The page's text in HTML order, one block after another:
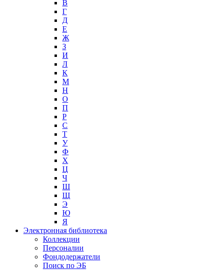
В
Г
Д
Е
Ж
З
И
Л
К
М
Н
О
П
Р
С
Т
У
Ф
Х
Ц
Ч
Ш
Щ
Э
Ю
Я
Электронная библиотека
Коллекции
Персоналии
Фондодержатели
Поиск по ЭБ